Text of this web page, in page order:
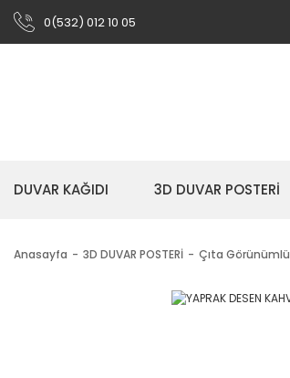
0(532) 012 10 05
DUVAR KAĞIDI 3D DUVAR POSTERİ
Anasayfa 3D DUVAR POSTERİ Çıta Görünümlü